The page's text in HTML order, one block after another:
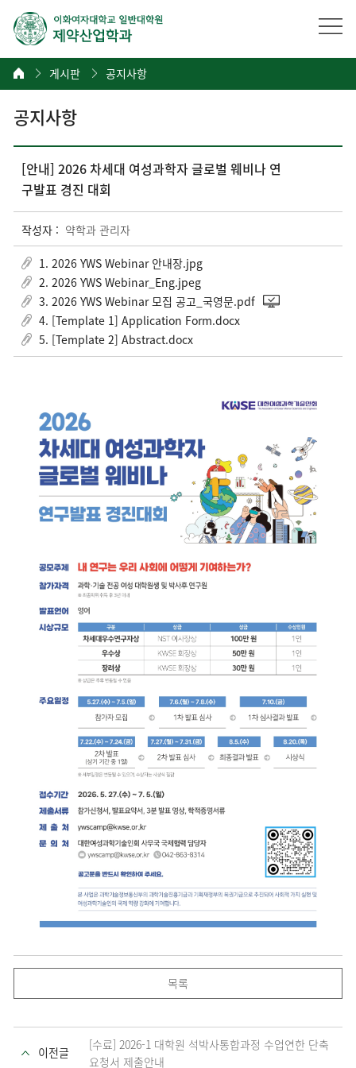
게시판 공지사항
공지사항
[안내] 2026 차세대 여성과학자 글로벌 웨비나 연
구발표 경진 대회
작성자 : 약학과 관리자
1. 2026 YWS Webinar 안내장.jpg
2. 2026 YWS Webinar_Eng.jpeg
3. 2026 YWS Webinar 모집 공고_국영문.pdf
4. [Template 1] Application Form.docx
5. [Template 2] Abstract.docx
목록
이전글
[수료] 2026-1 대학원 석박사통합과정 수업연한 단축
요청서 제출안내